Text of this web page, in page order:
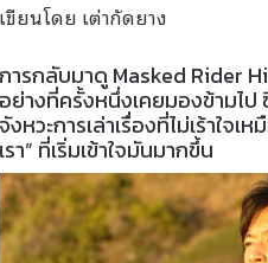
เขียนโดย เต่ากัดยาง
การกลับมาดู Masked Rider
อย่างที่ครั้งหนึ่งเคยมองข้ามไป
จังหวะการเล่าเรื่องที่ไม่เร้าใจ
เรา” ที่เริ่มเข้าใจมันมากขึ้น